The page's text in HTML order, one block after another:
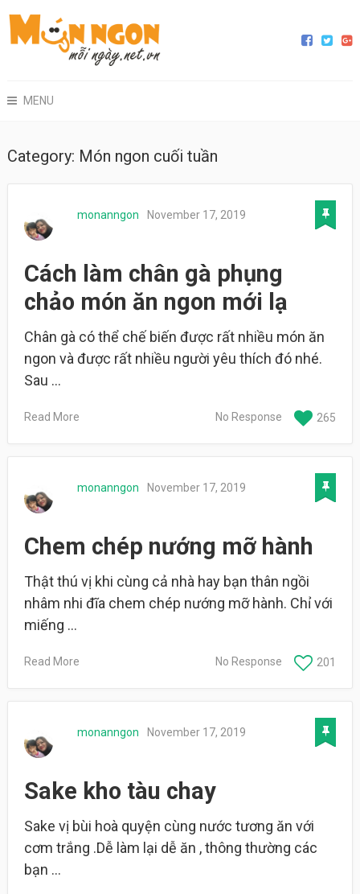
MENU
Category: Món ngon cuối tuần
monanngon November 17, 2019
Cách làm chân gà phụng
chảo món ăn ngon mới lạ
Chân gà có thể chế biến được rất nhiều món ăn
ngon và được rất nhiều người yêu thích đó nhé.
Sau …
Read More 265
No Response
monanngon November 17, 2019
Chem chép nướng mỡ hành
Thật thú vị khi cùng cả nhà hay bạn thân ngồi
nhâm nhi đĩa chem chép nướng mỡ hành. Chỉ với
miếng …
Read More 201
No Response
monanngon November 17, 2019
Sake kho tàu chay
Sake vị bùi hoà quyện cùng nước tương ăn với
cơm trắng .Dễ làm lại dễ ăn , thông thường các
bạn …